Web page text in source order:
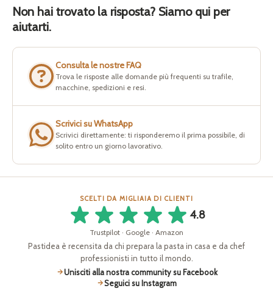
Non hai trovato la risposta? Siamo qui per
aiutarti.
Consulta le nostre FAQ
Trova le risposte alle domande più frequenti su trafile,
macchine, spedizioni e resi.
Scrivici su WhatsApp
Scrivici direttamente: ti risponderemo il prima possibile, di
solito entro un giorno lavorativo.
SCELTI DA MIGLIAIA DI CLIENTI
4.8
Trustpilot · Google · Amazon
Pastidea è recensita da chi prepara la pasta in casa e da chef
professionisti in tutto il mondo.
Unisciti alla nostra community su Facebook
Seguici su Instagram